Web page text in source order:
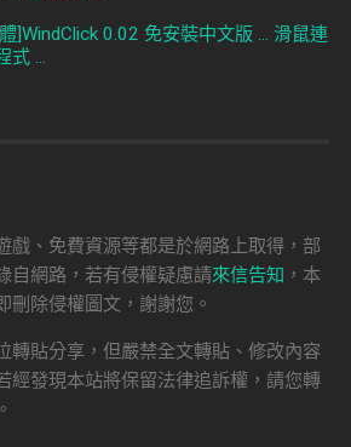
]WindClick 0.02 免安裝中文版 ... 滑鼠連
式 ...
戲、免費資源等都是於網路上取得，部
自網路，若有侵權疑慮請來信告知 ，本
刪除侵權圖文，謝謝您。
轉貼分享，但嚴禁全文轉貼、修改內容
經發現本站將保留法律追訴權，請您轉